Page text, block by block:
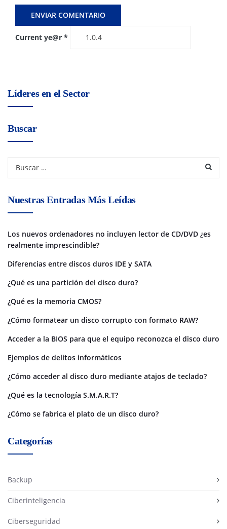
Current ye@r *
Líderes en el Sector
Buscar
Nuestras Entradas Más Leídas
Los nuevos ordenadores no incluyen lector de CD/DVD ¿es
realmente imprescindible?
Diferencias entre discos duros IDE y SATA
¿Qué es una partición del disco duro?
¿Qué es la memoria CMOS?
¿Cómo formatear un disco corrupto con formato RAW?
Acceder a la BIOS para que el equipo reconozca el disco duro
Ejemplos de delitos informáticos
¿Cómo acceder al disco duro mediante atajos de teclado?
¿Qué es la tecnología S.M.A.R.T?
¿Cómo se fabrica el plato de un disco duro?
Categorías
Backup
Ciberinteligencia
Ciberseguridad